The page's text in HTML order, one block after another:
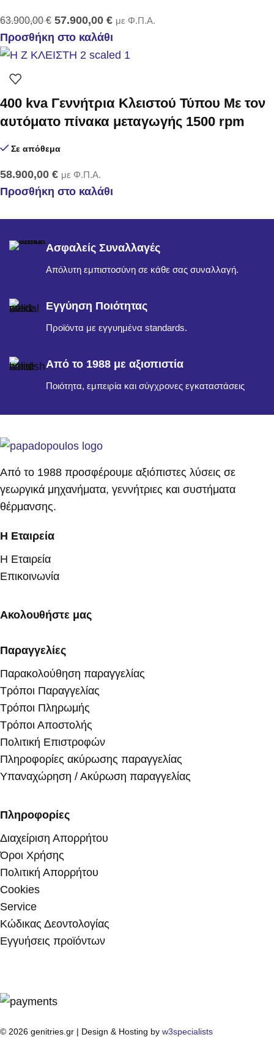
63.900,00€ 57.900,00 € με Φ.Π.Α.
Προσθήκη στο καλάθι
400 kva Γεννήτρια Κλειστού Τύπου Με τον
αυτόματο πίνακα μεταγωγής 1500 rpm
Σε απόθεμα
58.900,00 € με Φ.Π.Α.
Προσθήκη στο καλάθι
Ασφαλείς Συναλλαγές
Απόλυτη εμπιστοσύνη σε κάθε σας συναλλαγή.
Εγγύηση Ποιότητας
Προϊόντα με εγγυημένα standards.
Από το 1988 με αξιοπιστία
Ποιότητα, εμπειρία και σύγχρονες εγκαταστάσεις
Από το 1988 προσφέρουμε αξιόπιστες λύσεις σε
γεωργικά μηχανήματα, γεννήτριες και συστήματα
θέρμανσης.
Η Εταιρεία
Η Εταιρεία
Επικοινωνία
Ακολουθήστε μας
Παραγγελίες
Παρακολούθηση παραγγελίας
Τρόποι Παραγγελίας
Τρόποι Πληρωμής
Τρόποι Αποστολής
Πολιτική Επιστροφών
Πληροφορίες ακύρωσης παραγγελίας
Υπαναχώρηση / Ακύρωση παραγγελίας
Πληροφορίες
Διαχείριση Απορρήτου
Όροι Χρήσης
Πολιτική Απορρήτου
Cookies
Service
Κώδικας Δεοντολογίας
Εγγυήσεις προϊόντων
© 2026 genitries.gr | Design & Hosting by w3specialists